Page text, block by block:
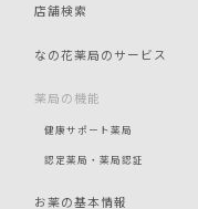
店舗検索
なの花薬局のサービス
薬局の機能
健康サポート薬局
認定薬局・薬局認証
お薬の基本情報